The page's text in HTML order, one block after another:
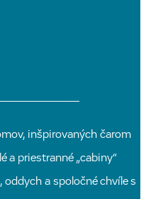
inšpirovaných čarom
a priestranné „cabiny“
a spoločné chvíle s